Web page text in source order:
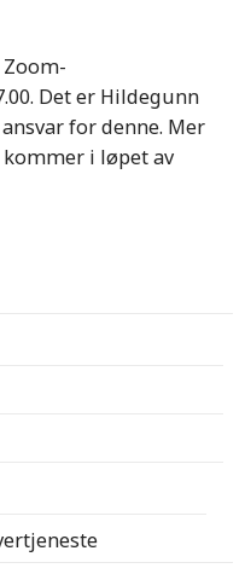
Det er Hildegunn
for denne. Mer
i løpet av